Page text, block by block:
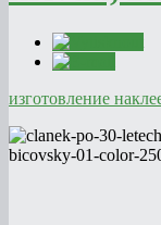
изготовление